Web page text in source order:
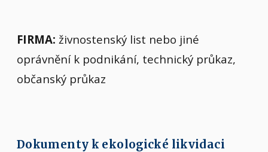
FIRMA: živnostenský list nebo jiné
oprávnění k podnikání, technický průkaz,
občanský průkaz
Dokumenty k ekologické likvidaci